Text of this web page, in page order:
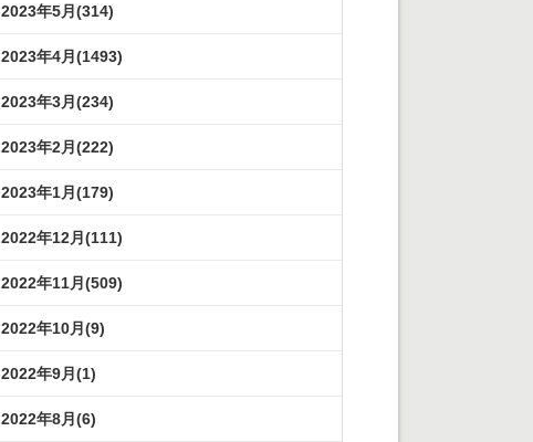
2023年5月(314)
2023年4月(1493)
2023年3月(234)
2023年2月(222)
2023年1月(179)
2022年12月(111)
2022年11月(509)
2022年10月(9)
2022年9月(1)
2022年8月(6)